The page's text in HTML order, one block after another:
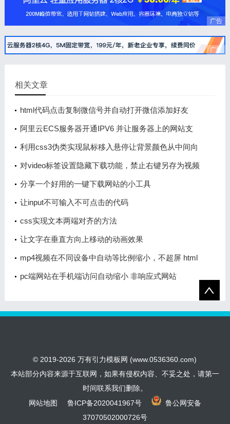
广告
广告
相关文章
html代码点击复制微信号并自动打开微信添加好友
阿里云ECS服务器开通IPV6 并让服务器上的网站支
持IPV6网络访问
利用css3伪类实现鼠标移入悬停让背景颜色从中间向
两边逐渐延伸展开
对video标签设置隐藏下载功能，禁止右键另存为视频
的操作
分享一个好用的一键下载网站的小工具
让input不可输入不可点击的代码
css实现文本两端对齐的方法
让文字在垂直方向上移动的动画效果
mp4视频在不同设备中自动等比例缩小，不超屏 html
代码
pc端网站在手机端访问自动缩小 非响应式网站
© 2019-2026 万有引力模板网 (www.0536360.com)
本站部分内容来源于互联网，如果有侵权内容、不妥之处，请第一
时间联系我们删除。
网站地图
鲁ICP备2020041967号
鲁公网安备
37070502000726号